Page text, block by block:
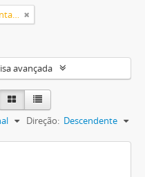
Arquivo Histórico Eclesiástico de Santa Catarina
avançada
Direção: Descendente